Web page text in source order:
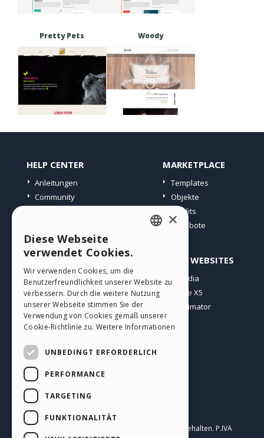
Pretty Pets Woody
HELP CENTER
Anleitungen
Community
MARKETPLACE
Templates
Objekte
Credits
Angebote
PROFIL
Meine Beiträge
Meine Lizenz
Download
Webhosting
ANDERE WEBSITES
Incomedia
WebSite X5
WebAnimator
Copyright © 2026
Alle Rechte vorbehalten. P.IVA
GERMAN
SPANISH
PORTUGUESE
×
Diese Webseite
verwendet Cookies.
Wir verwenden Cookies, um die
Benutzerfreundlichkeit unserer Website zu
verbessern. Durch die weitere Nutzung
unserer Webseite stimmen Sie der
Verwendung von Cookies gemäß unserer
Cookie-Richtlinie zu. Weitere Informationen
UNBEDINGT ERFORDERLICH
PERFORMANCE
TARGETING
FUNKTIONALITÄT